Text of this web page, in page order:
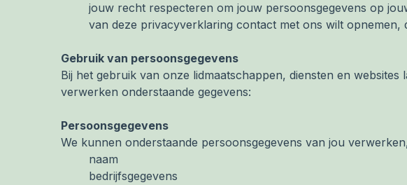
jouw recht respecteren om jouw persoonsgegevens op
van deze privacyverklaring contact met ons wilt opnemen,
Gebruik van persoonsgegevens
Bij het gebruik van onze lidmaatschappen, diensten en
verwerken onderstaande gegevens:
Persoonsgegevens
We kunnen onderstaande persoonsgegevens van jou
naam
bedrijfsgegevens